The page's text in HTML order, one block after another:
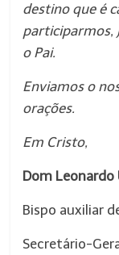
destino que é
participarmos,
o Pai.
Enviamos o
orações.
Em Cristo,
Dom
Bispo auxiliar
Secretário-